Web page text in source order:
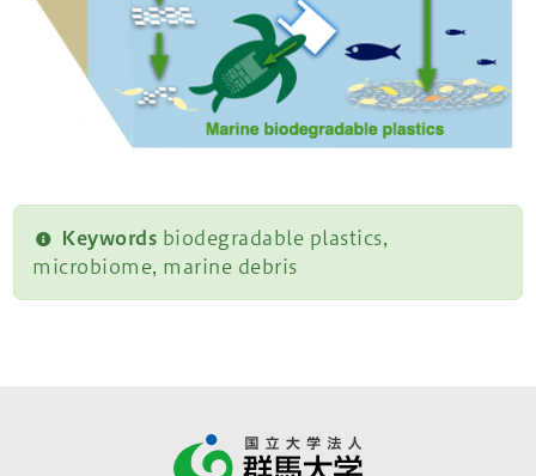
Keywords biodegradable plastics,
microbiome, marine debris